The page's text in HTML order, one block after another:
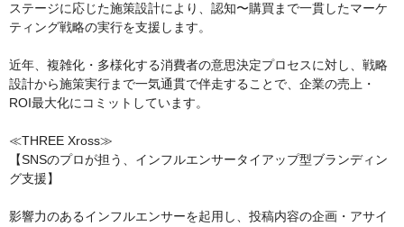
ステージに応じた施策設計により、認知〜購買まで一貫したマーケ
ティング戦略の実行を支援します。
近年、複雑化・多様化する消費者の意思決定プロセスに対し、戦略
設計から施策実行まで一気通貫で伴走することで、企業の売上・
ROI最大化にコミットしています。
≪THREE Xross≫
【SNSのプロが担う、インフルエンサータイアップ型ブランディン
グ支援】
影響力のあるインフルエンサーを起用し、投稿内容の企画・アサイ